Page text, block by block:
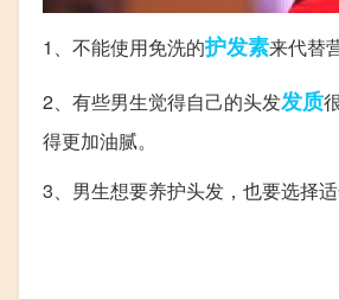
1、不能使用免洗的护发素来代替
2、有些男生觉得自己的头发发质
得更加油腻。
3、男生想要养护头发，也要选择